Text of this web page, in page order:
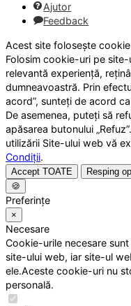
Ajutor
Feedback
Acest site folosește cookie
Folosim cookie-uri pe
relevantă experiență,
dumneavoastră. Prin
acord”, sunteți de acord
De asemenea, puteți să
apăsarea butonului
utilizării Site-ului web vă
Condiții.
Accept TOATE Resping
🍪
Preferințe
×
Necesare
Cookie-urile necesare
site-ului web, iar site-ul
ele.Aceste cookie-uri nu
personală.